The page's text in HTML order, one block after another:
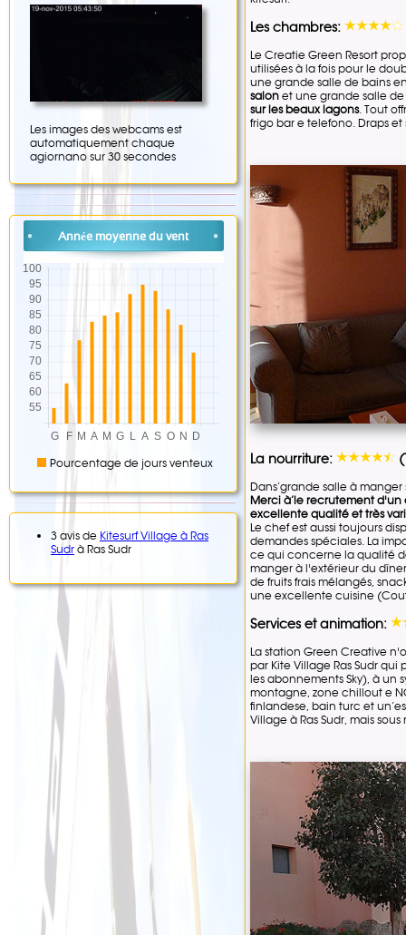
Les images des webcams est
automatiquement chaque
agiornano sur 30 secondes
Année moyenne du vent
Pourcentage de jours venteux
3 avis de Kitesurf Village à Ras
Sudr à Ras Sudr
Les chambres:
Le Creatie Green Resort
utilisées à la fois pour le
une grande salle de bains
salon et une grande salle
sur les beaux lagons. Tout
frigo bar e telefono. Draps et
La nourriture:
Dans’grande salle à
Merci à’le recrutement
excellente qualité et très
Le chef est aussi toujours
demandes spéciales. La
ce qui concerne la qualité
manger à l'extérieur du
de fruits frais mélangés,
une excellente cuisine
Services et animation:
La station Green Creative
par Kite Village Ras Sudr
les abonnements Sky), à un
montagne, zone chillout e
finlandese, bain turc et
Village à Ras Sudr, mais